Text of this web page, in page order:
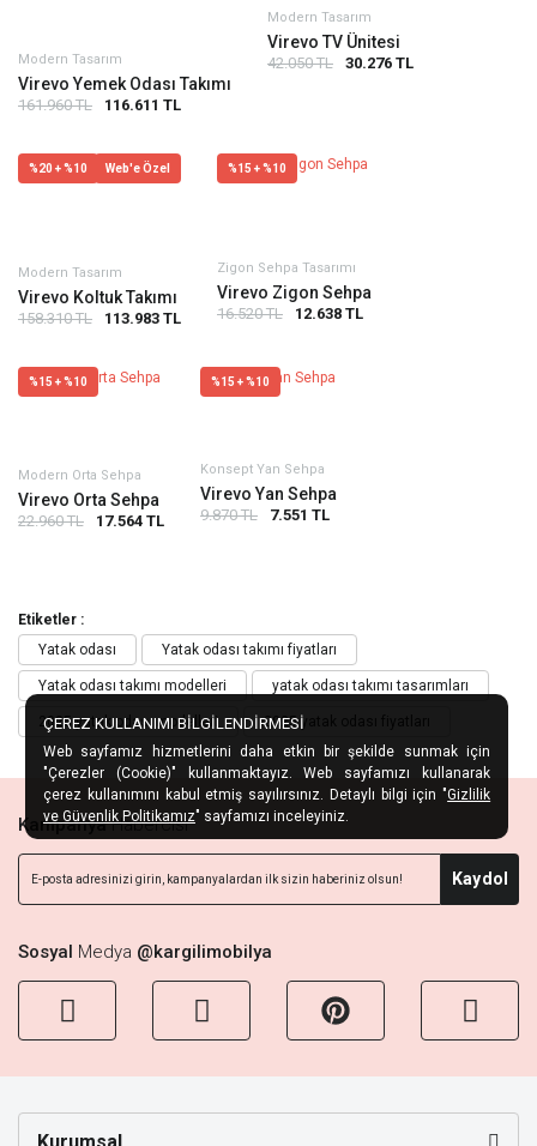
Modern Tasarım
Virevo Yemek Odası Takımı
161.960 TL 116.611 TL
Modern Tasarım
Virevo TV Ünitesi
42.050 TL 30.276 TL
%20 + %10 Web'e Özel
Modern Tasarım
Virevo Koltuk Takımı
158.310 TL 113.983 TL
%15 + %10
Zigon Sehpa Tasarımı
Virevo Zigon Sehpa
16.520 TL 12.638 TL
%15 + %10
Modern Orta Sehpa
Virevo Orta Sehpa
22.960 TL 17.564 TL
%15 + %10
Konsept Yan Sehpa
Virevo Yan Sehpa
9.870 TL 7.551 TL
Etiketler :
Yatak odası
Yatak odası takımı fiyatları
Yatak odası takımı modelleri yatak odası takımı tasarımları
2025 yatak odası modelleri 2025 yatak odası fiyatları
KampanyaHabercisi
Kaydol
Sosyal Medya @kargilimobilya
ÇEREZ KULLANIMI BİLGİLENDİRMESİ
Web sayfamız hizmetlerini daha etkin bir şekilde sunmak için
"Çerezler (Cookie)" kullanmaktayız. Web sayfamızı kullanarak
çerez kullanımını kabul etmiş sayılırsınız. Detaylı bilgi için "Gizlilik
ve Güvenlik Politikamız" sayfamızı inceleyiniz.